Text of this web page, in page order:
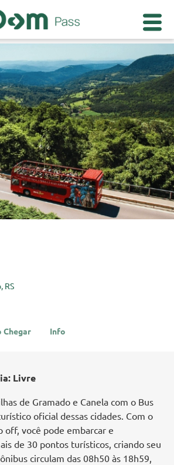
RS
Chegar Info
Livre
de Gramado e Canela com o Bus
oficial dessas cidades. Com o
off, você pode embarcar e
de 30 pontos turísticos, criando seu
circulam das 08h50 às 18h59,